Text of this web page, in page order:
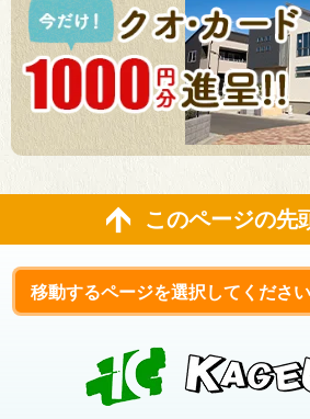
このページの先